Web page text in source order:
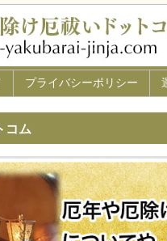
コム
プライバシーポリシー